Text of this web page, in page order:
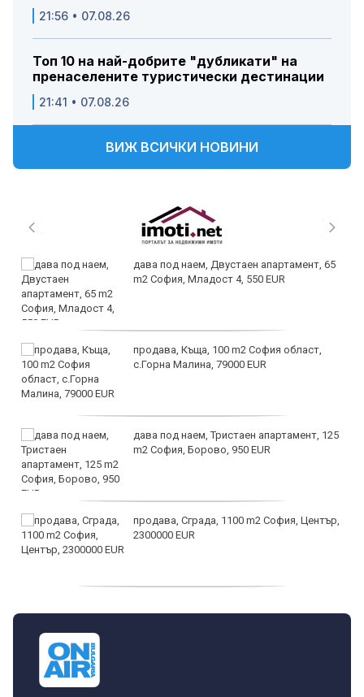
21:56 • 07.08.26
Топ 10 на най-добрите "дубликати" на
пренаселените туристически дестинации
21:41 • 07.08.26
ВИЖ ВСИЧКИ НОВИНИ
дава под наем, Двустаен апартамент, 65
m2 София, Младост 4, 550 EUR
продава, Къща, 100 m2 София област,
с.Горна Малина, 79000 EUR
дава под наем, Тристаен апартамент, 125
m2 София, Борово, 950 EUR
продава, Сграда, 1100 m2 София, Център,
2300000 EUR